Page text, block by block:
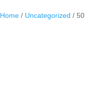
Home / Uncategorized